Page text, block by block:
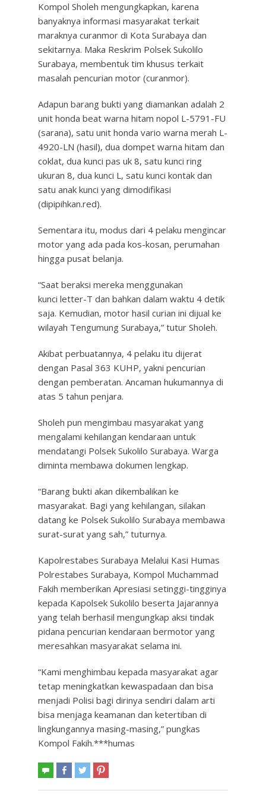
Kompol Sholeh mengungkapkan, karena
banyaknya informasi masyarakat terkait
maraknya curanmor di Kota Surabaya dan
sekitarnya. Maka Reskrim Polsek Sukolilo
Surabaya, membentuk tim khusus terkait
masalah pencurian motor (curanmor).
Adapun barang bukti yang diamankan adalah 2
unit honda beat warna hitam nopol L-5791-FU
(sarana), satu unit honda vario warna merah L-
4920-LN (hasil), dua dompet warna hitam dan
coklat, dua kunci pas uk 8, satu kunci ring
ukuran 8, dua kunci L, satu kunci kontak dan
satu anak kunci yang dimodifikasi
(dipipihkan.red).
Sementara itu, modus dari 4 pelaku mengincar
motor yang ada pada kos-kosan, perumahan
hingga pusat belanja.
“Saat beraksi mereka menggunakan
kunci letter-T dan bahkan dalam waktu 4 detik
saja. Kemudian, motor hasil curian ini dijual ke
wilayah Tengumung Surabaya,” tutur Sholeh.
Akibat perbuatannya, 4 pelaku itu dijerat
dengan Pasal 363 KUHP, yakni pencurian
dengan pemberatan. Ancaman hukumannya di
atas 5 tahun penjara.
Sholeh pun mengimbau masyarakat yang
mengalami kehilangan kendaraan untuk
mendatangi Polsek Sukolilo Surabaya. Warga
diminta membawa dokumen lengkap.
“Barang bukti akan dikembalikan ke
masyarakat. Bagi yang kehilangan, silakan
datang ke Polsek Sukolilo Surabaya membawa
surat-surat yang sah,” tuturnya.
Kapolrestabes Surabaya Melalui Kasi Humas
Polrestabes Surabaya, Kompol Muchammad
Fakih memberikan Apresiasi setinggi-tingginya
kepada Kapolsek Sukolilo beserta Jajarannya
yang telah berhasil mengungkap aksi tindak
pidana pencurian kendaraan bermotor yang
meresahkan masyarakat selama ini.
“Kami menghimbau kepada masyarakat agar
tetap meningkatkan kewaspadaan dan bisa
menjadi Polisi bagi dirinya sendiri dalam arti
bisa menjaga keamanan dan ketertiban di
lingkungannya masing-masing,” pungkas
Kompol Fakih.***humas